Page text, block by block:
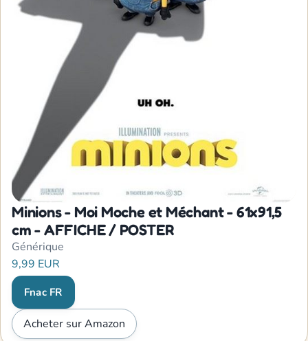
Minions - Moi Moche et Méchant - 61x91,5
cm - AFFICHE / POSTER
Générique
9,99 EUR
Fnac FR
Acheter sur Amazon